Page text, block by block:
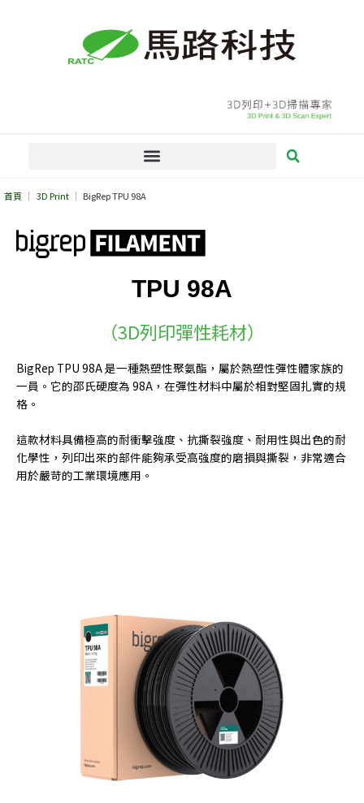
首頁 3D Print BigRep TPU 98A
TPU 98A
（3D列印彈性耗材）
BigRep TPU 98A 是一種熱塑性聚氨酯，屬於熱塑性彈性體家族的
一員。它的邵氏硬度為 98A，在彈性材料中屬於相對堅固扎實的規
格。
這款材料具備極高的耐衝擊強度、抗撕裂強度、耐用性與出色的耐
化學性，列印出來的部件能夠承受高強度的磨損與撕裂，非常適合
用於嚴苛的工業環境應用。